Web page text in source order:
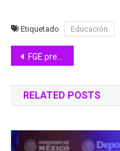
Etiquetado Educación
Navegación
de
entradas
FGE presente en la Segunda Sesión Ordinaria 2023 de la zona Occidente de la Conferencia Nacional de Procuración de Justicia
RELATED POSTS